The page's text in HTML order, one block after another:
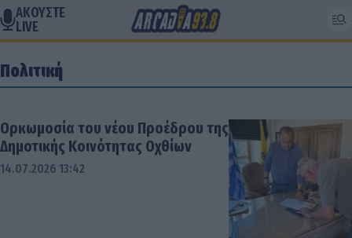
ΑΚΟΥΣΤΕ
LIVE
Πολιτική
Ορκωμοσία του νέου Προέδρου της
Δημοτικής Κοινότητας Οχθίων
14.07.2026 13:42